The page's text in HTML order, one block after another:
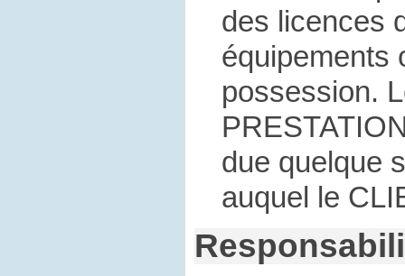
des licences
équipements
possession.
due quelque
auquel le